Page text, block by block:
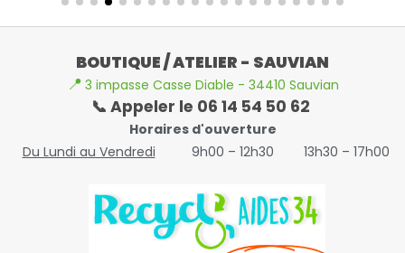
BOUTIQUE / ATELIER - SAUVIAN
📍 3 impasse Casse Diable - 34410 Sauvian
📞 Appeler le 06 14 54 50 62
Horaires d'ouverture
Du Lundi au Vendredi
9h00 – 12h30 13h30 – 17h00